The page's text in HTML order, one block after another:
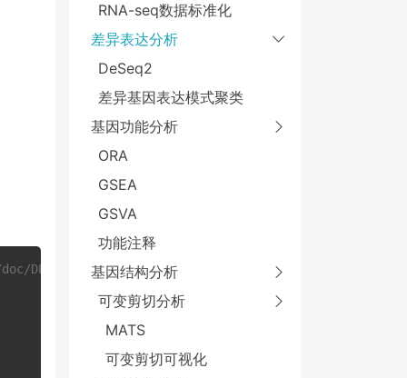
RNA-seq数据标准化
差异表达分析
DeSeq2
差异基因表达模式聚类
基因功能分析
ORA
GSEA
GSVA
功能注释
基因结构分析
可变剪切分析
MATS
可变剪切可视化
DESeq2.html